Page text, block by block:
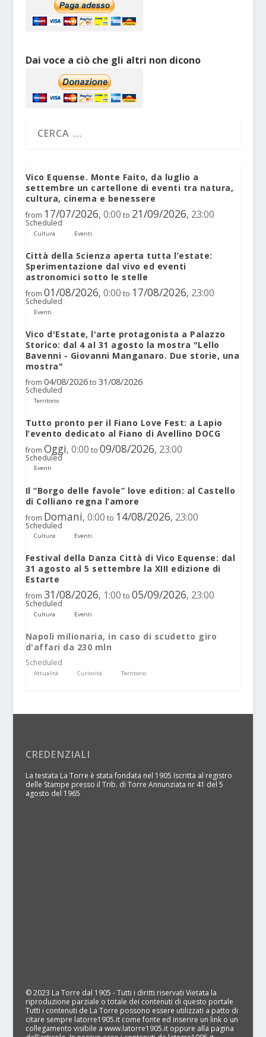
Dai voce a ciò che gli altri non dicono
Vico Equense. Monte Faito, da luglio a
settembre un cartellone di eventi tra natura,
cultura, cinema e benessere
from 17/07/2026, 0:00 to 21/09/2026, 23:00
Scheduled
Cultura Eventi
Città della Scienza aperta tutta l’estate:
Sperimentazione dal vivo ed eventi
astronomici sotto le stelle
from 01/08/2026, 0:00 to 17/08/2026, 23:00
Scheduled
Eventi
Vico d'Estate, l'arte protagonista a Palazzo
Storico: dal 4 al 31 agosto la mostra "Lello
Bavenni - Giovanni Manganaro. Due storie, una
mostra"
from 04/08/2026 to 31/08/2026
Scheduled
Territorio
Tutto pronto per il Fiano Love Fest: a Lapio
l’evento dedicato al Fiano di Avellino DOCG
from Oggi, 0:00 to 09/08/2026, 23:00
Scheduled
Eventi
Il “Borgo delle favole” love edition: al Castello
di Colliano regna l’amore
from Domani, 0:00 to 14/08/2026, 23:00
Scheduled
Cultura Eventi
Festival della Danza Città di Vico Equense: dal
31 agosto al 5 settembre la XIII edizione di
Estarte
from 31/08/2026, 1:00 to 05/09/2026, 23:00
Scheduled
Cultura Eventi
Napoli milionaria, in caso di scudetto giro
d'affari da 230 mln
Scheduled
Attualità Curiosità Territorio
CREDENZIALI
La testata La Torre è stata fondata nel 1905 Iscritta al registro
delle Stampe presso il Trib. di Torre Annunziata nr 41 del 5
agosto del 1965
© 2023 La Torre dal 1905 - Tutti i diritti riservati Vietata la
riproduzione parziale o totale dei contenuti di questo portale
Tutti i contenuti de La Torre possono essere utilizzati a patto di
citare sempre latorre1905.it come fonte ed inserire un link o un
collegamento visibile a www.latorre1905.it oppure alla pagina